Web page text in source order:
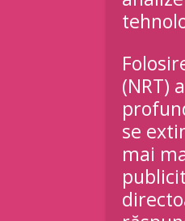
(NRT)
se
mai